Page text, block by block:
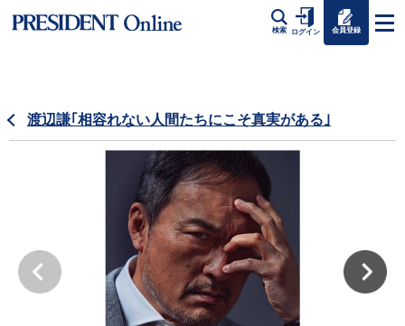
検索 ログイン 会員登録
渡辺謙｢相容れない人間たちにこそ真実がある｣